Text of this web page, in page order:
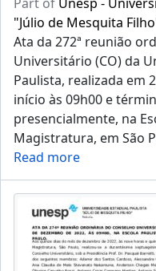
"Júlio de Mesquita
Ata da 272ª reunião
Universitário (CO) da
Paulista, realizada em
início às 09h00 e
presencialmente, na
Magistratura, em São
Read more